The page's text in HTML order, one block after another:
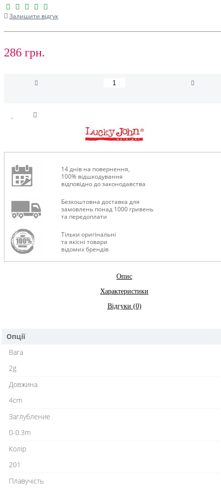
Залишити відгук
286 грн.
14 днів на повернення,
100% відшкодування
відповідно до законодавства
Безкоштовна доставка для
замовлень понад 1000 гривень
та передоплати
Тільки оригінальні
та якісні товари
відомих брендів
Опис
Характеристики
Відгуки (0)
Опції
Вага
2g
Довжина
4cm
Заглубление
0-0.3m
Колір
201
Плавучість